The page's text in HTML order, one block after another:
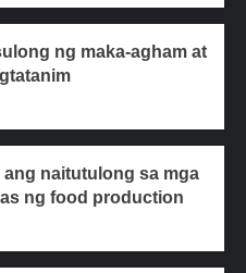
ng maka-agham at
naitutulong sa mga
ng food production